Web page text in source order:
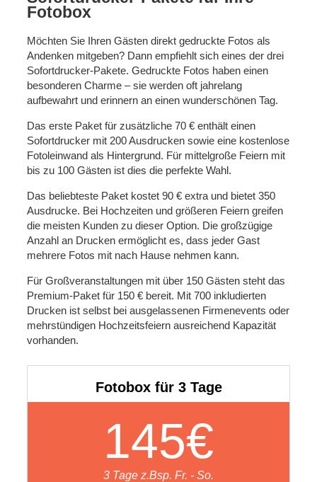
Fotobox
Möchten Sie Ihren Gästen direkt gedruckte Fotos als
Andenken mitgeben? Dann empfiehlt sich eines der drei
Sofortdrucker-Pakete. Gedruckte Fotos haben einen
besonderen Charme – sie werden oft jahrelang
aufbewahrt und erinnern an einen wunderschönen Tag.
Das erste Paket für zusätzliche 70 € enthält einen
Sofortdrucker mit 200 Ausdrucken sowie eine kostenlose
Fotoleinwand als Hintergrund. Für mittelgroße Feiern mit
bis zu 100 Gästen ist dies die perfekte Wahl.
Das beliebteste Paket kostet 90 € extra und bietet 350
Ausdrucke. Bei Hochzeiten und größeren Feiern greifen
die meisten Kunden zu dieser Option. Die großzügige
Anzahl an Drucken ermöglicht es, dass jeder Gast
mehrere Fotos mit nach Hause nehmen kann.
Für Großveranstaltungen mit über 150 Gästen steht das
Premium-Paket für 150 € bereit. Mit 700 inkludierten
Drucken ist selbst bei ausgelassenen Firmenevents oder
mehrstündigen Hochzeitsfeiern ausreichend Kapazität
vorhanden.
Fotobox für 3 Tage
145€
3 Tage z.Bsp. Fr. - So.